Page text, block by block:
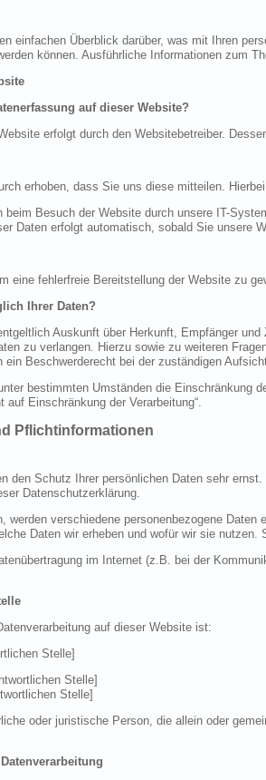
einfachen Überblick darüber, was mit Ihren
können. Ausführliche Informationen zum
auf dieser Website?
erfolgt durch den Websitebetreiber.
erhoben, dass Sie uns diese mitteilen.
beim Besuch der Website durch unsere IT-
Daten erfolgt automatisch, sobald Sie unsere
eine fehlerfreie Bereitstellung der Website zu
Ihrer Daten?
Auskunft über Herkunft, Empfänger
zu verlangen. Hierzu sowie zu weiteren
Beschwerderecht bei der zuständigen
bestimmten Umständen die Einschränkung
Einschränkung der Verarbeitung“.
Pflichtinformationen
den Schutz Ihrer persönlichen Daten sehr
Datenschutzerklärung.
werden verschiedene personenbezogene
Daten wir erheben und wofür wir sie
im Internet (z.B. bei der
auf dieser Website ist:
Stelle]
Stelle]
Stelle]
oder juristische Person, die allein oder